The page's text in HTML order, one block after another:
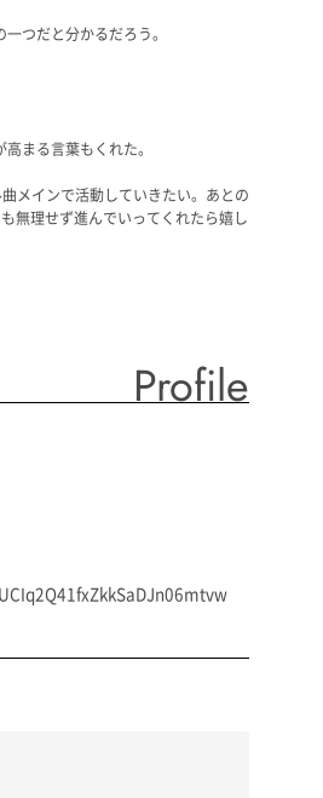
つだと分かるだろう。
まる言葉もくれた。
メインで活動していきたい。あとの
無理せず進んでいってくれたら嬉し
Profile